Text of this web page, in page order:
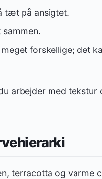
tæt på ansigtet.
forskellige; det
arbejder med tekstur
terracotta og varme